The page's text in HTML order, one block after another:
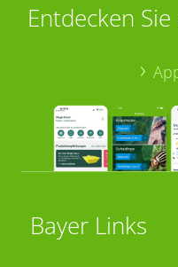
Entdecken
Bayer Links